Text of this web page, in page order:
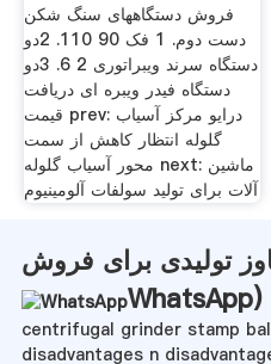
فروش دستگاههای سنگ شکن
دست دوم. 1 فک 90 110. 2دو
دستگاه سرند ویبراتوری 2 6. 3دو
دستگاه فیدر ویبره ای دریافت
قیمت prev: درایو مرکز آسیاب
گلوله انتظار کاهش از سمت
محور آسیاب گلوله next: ماشین
آلات برای تولید سولفات آلومینیوم
WhatsApp)
centrifugal grinder stamp
disadvantages n